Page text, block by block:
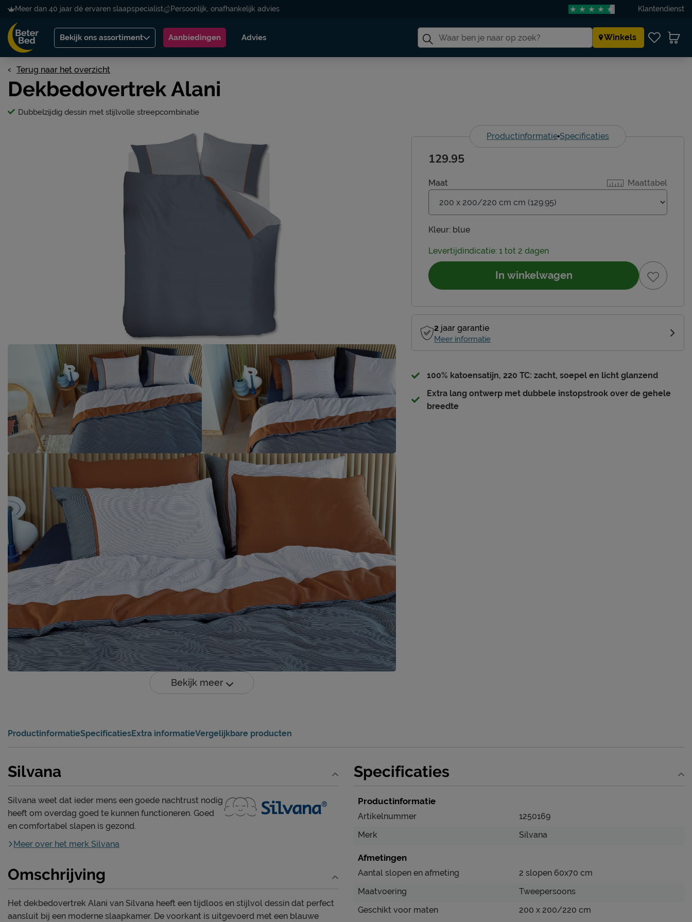
Meer dan 40 jaar dé ervaren slaapspecialist Persoonlijk, onafhankelijk advies Klantendienst
Bekijk ons assortiment Aanbiedingen Advies Winkels
Terug naar het overzicht
Dekbedovertrek Alani
Dubbelzijdig dessin met stijlvolle streepcombinatie
Bekijk meer
Productinformatie Specificaties
Maattabel
Maat
Kleur: blue
129.95
Levertijdindicatie: 1 tot 2 dagen
In winkelwagen
2 jaar garantie
Meer informatie
100% katoensatijn, 220 TC: zacht, soepel en licht glanzend
Extra lang ontwerp met dubbele instopstrook over de gehele
breedte
ProductinformatieSpecificatiesExtra informatieVergelijkbare producten
Silvana
Silvana weet dat ieder mens een goede nachtrust nodig
heeft om overdag goed te kunnen functioneren. Goed
en comfortabel slapen is gezond.
Meer over het merk Silvana
Omschrijving
Het dekbedovertrek Alani van Silvana heeft een tijdloos en stijlvol dessin dat perfect
aansluit bij een moderne slaapkamer. De voorkant is uitgevoerd met een blauwe
Specificaties
Productinformatie
Artikelnummer
1250169
Merk
Silvana
Afmetingen
Aantal slopen en afmeting
2 slopen 60x70 cm
Maatvoering
Tweepersoons
Geschikt voor maten
200 x 200/220 cm